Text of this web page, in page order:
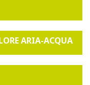
ARIA-ACQUA